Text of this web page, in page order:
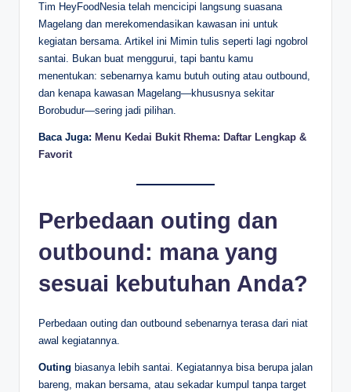
Tim HeyFoodNesia telah mencicipi langsung suasana
Magelang dan merekomendasikan kawasan ini untuk
kegiatan bersama. Artikel ini Mimin tulis seperti lagi ngobrol
santai. Bukan buat menggurui, tapi bantu kamu
menentukan: sebenarnya kamu butuh outing atau outbound,
dan kenapa kawasan Magelang—khususnya sekitar
Borobudur—sering jadi pilihan.
Baca Juga: Menu Kedai Bukit Rhema: Daftar Lengkap &
Favorit
Perbedaan outing dan
outbound: mana yang
sesuai kebutuhan Anda?
Perbedaan outing dan outbound sebenarnya terasa dari niat
awal kegiatannya.
Outing biasanya lebih santai. Kegiatannya bisa berupa jalan
bareng, makan bersama, atau sekadar kumpul tanpa target